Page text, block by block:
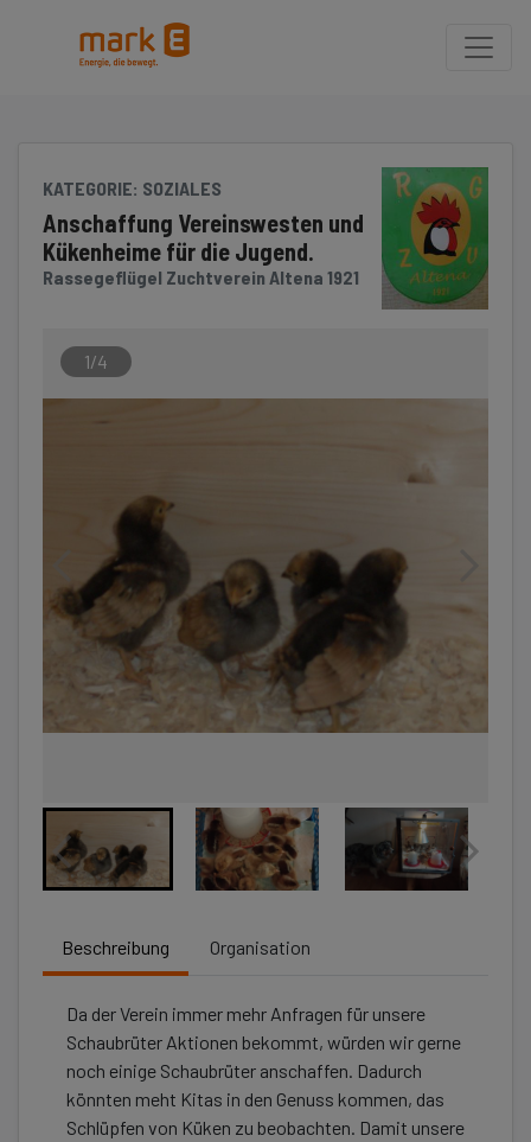
Klicken Sie, um die Navigation zu überspringen und zum Hauptteil
KATEGORIE: SOZIALES
Anschaffung Vereinswesten und
Kükenheime für die Jugend.
Rassegeflügel Zuchtverein Altena 1921
1/4
Beschreibung Organisation
Da der Verein immer mehr Anfragen für unsere
Schaubrüter Aktionen bekommt, würden wir gerne
noch einige Schaubrüter anschaffen. Dadurch
könnten meht Kitas in den Genuss kommen, das
Schlüpfen von Küken zu beobachten. Damit unsere